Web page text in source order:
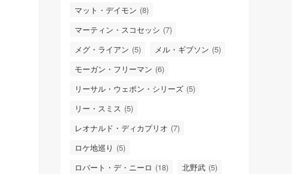
マット・デイモン (8)
マーティン・スコセッシ (7)
メグ・ライアン (5) メル・ギブソン (5)
モーガン・フリーマン (6)
リーサル・ウェポン・シリーズ (5)
リー・スミス (5)
レオナルド・ディカプリオ (7)
ロケ地巡り (5)
ロバート・デ・ニーロ (18) 北野武 (5)